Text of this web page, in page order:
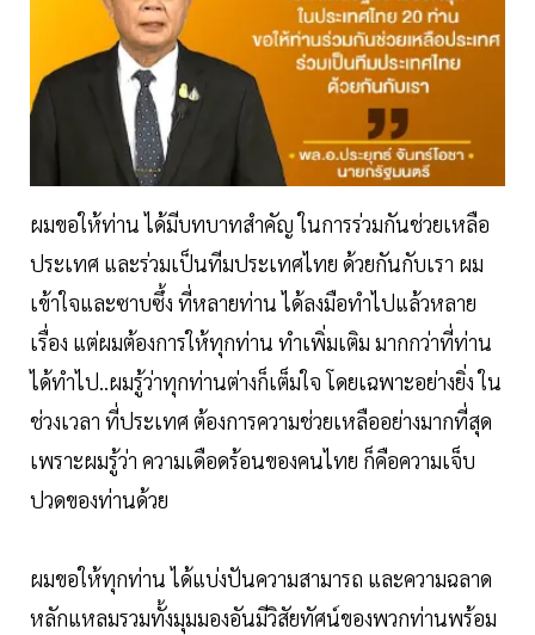
ผมขอให้ท่าน ได้มีบทบาทสำคัญ ในการร่วมกันช่วยเหลือ
ประเทศ และร่วมเป็นทีมประเทศไทย ด้วยกันกับเรา ผม
เข้าใจและซาบซึ้ง ที่หลายท่าน ได้ลงมือทำไปแล้วหลาย
เรื่อง แต่ผมต้องการให้ทุกท่าน ทำเพิ่มเติม มากกว่าที่ท่าน
ได้ทำไป..ผมรู้ว่าทุกท่านต่างก็เต็มใจ โดยเฉพาะอย่างยิ่ง ใน
ช่วงเวลา ที่ประเทศ ต้องการความช่วยเหลืออย่างมากที่สุด
เพราะผมรู้ว่า ความเดือดร้อนของคนไทย ก็คือความเจ็บ
ปวดของท่านด้วย
ผมขอให้ทุกท่าน ได้แบ่งปันความสามารถ และความฉลาด
หลักแหลมรวมทั้งมุมมองอันมีวิสัยทัศน์ของพวกท่านพร้อม